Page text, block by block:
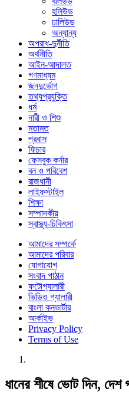
হলিউড
ঢালিউড
অন্যান্য
অপরাধ-দুর্নীতি
অর্থনীতি
আইন-আদালত
গণমাধ্যম
জনদুর্ভোগ
তথ্যপ্রযুক্তি
ধর্ম
নারী ও শিশু
মতামত
প্রবাস
ফিচার
ফেসবুক কর্নার
বন ও পরিবেশ
রাজধানী
লাইফস্টাইল
শিক্ষা
সম্পাদকীয়
স্বাস্থ্য-চিকিৎসা
আমাদের সম্পর্কে
আমাদের পরিবার
যোগাযোগ
সংবাদ পাঠান
ফটোগ্যালারী
ভিডিও গ্যালারী
বাংলা কনভার্টার
আর্কাইভ
Privacy Policy
Terms of Use
ধানের শীষে ভোট দিন,